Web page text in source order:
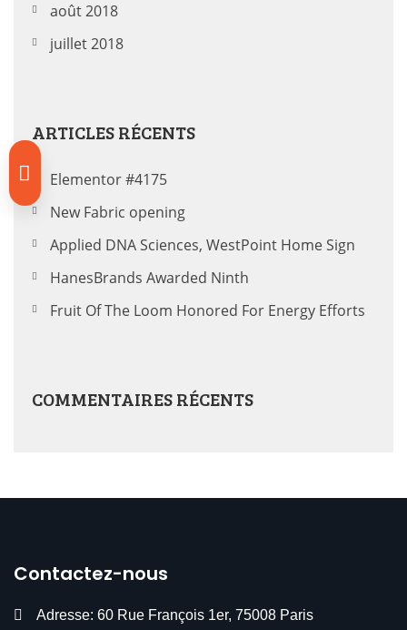
août 2018
juillet 2018
ARTICLES RÉCENTS
Elementor #4175
New Fabric opening
Applied DNA Sciences, WestPoint Home Sign
HanesBrands Awarded Ninth
Fruit Of The Loom Honored For Energy Efforts
COMMENTAIRES RÉCENTS
Contactez-nous
Adresse: 60 Rue François 1er, 75008 Paris